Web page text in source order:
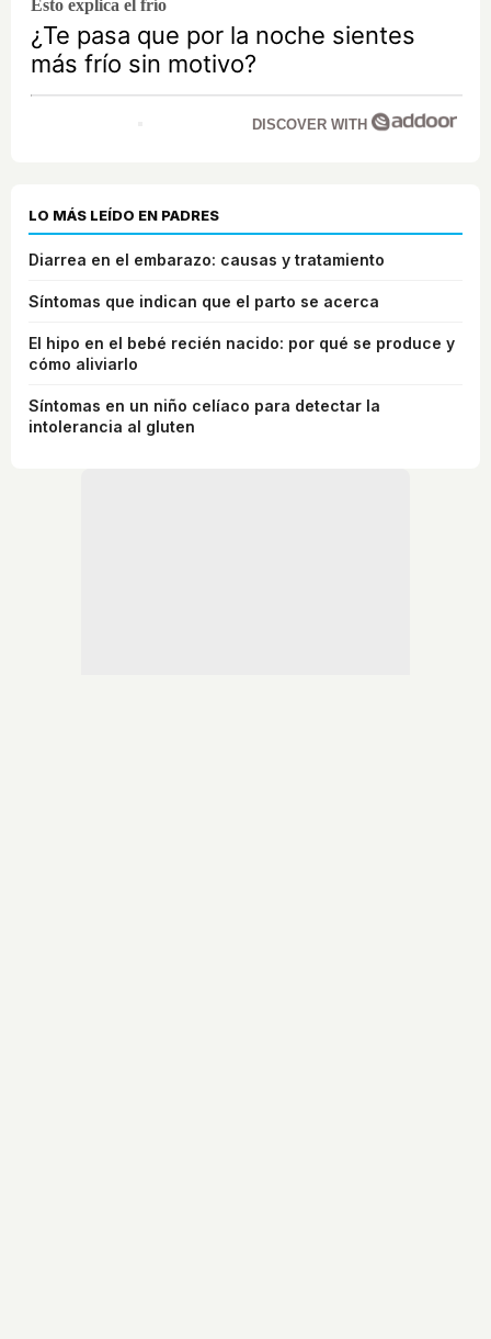
Esto explica el frío
¿Te pasa que por la noche sientes
más frío sin motivo?
DISCOVER WITH
LO MÁS LEÍDO EN PADRES
Diarrea en el embarazo: causas y tratamiento
Síntomas que indican que el parto se acerca
El hipo en el bebé recién nacido: por qué se produce y
cómo aliviarlo
Síntomas en un niño celíaco para detectar la
intolerancia al gluten